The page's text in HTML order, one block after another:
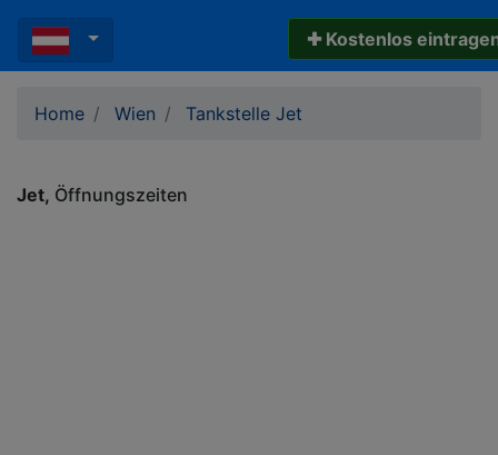
✚ Kostenlos
Home Wien Tankstelle Jet
Jet Öffnungszeiten